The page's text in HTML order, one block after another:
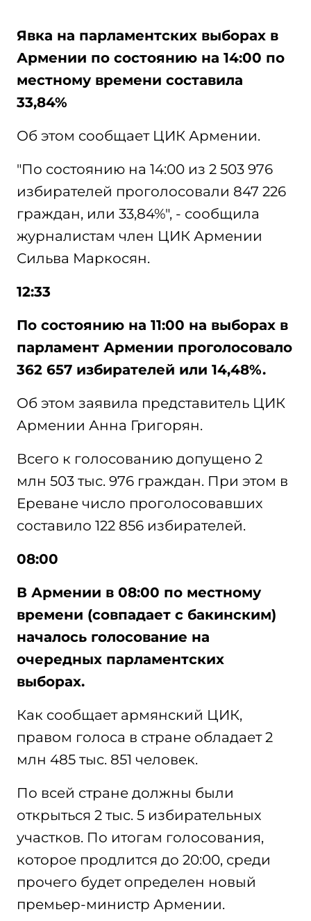
Явка на парламентских выборах в
Армении по состоянию на 14:00 по
местному времени составила
33,84%
Об этом сообщает ЦИК Армении.
"По состоянию на 14:00 из 2 503 976
избирателей проголосовали 847 226
граждан, или 33,84%", - сообщила
журналистам член ЦИК Армении
Сильва Маркосян.
12:33
По состоянию на 11:00 на выборах в
парламент Армении проголосовало
362 657 избирателей или 14,48%.
Об этом заявила представитель ЦИК
Армении Анна Григорян.
Всего к голосованию допущено 2
млн 503 тыс. 976 граждан. При этом в
Ереване число проголосовавших
составило 122 856 избирателей.
08:00
В Армении в 08:00 по местному
времени (совпадает с бакинским)
началось голосование на
очередных парламентских
выборах.
Как сообщает армянский ЦИК,
правом голоса в стране обладает 2
млн 485 тыс. 851 человек.
По всей стране должны были
открыться 2 тыс. 5 избирательных
участков. По итогам голосования,
которое продлится до 20:00, среди
прочего будет определен новый
премьер-министр Армении.